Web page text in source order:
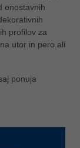
enostavnih
profilov za
utor in pero ali
ponuja